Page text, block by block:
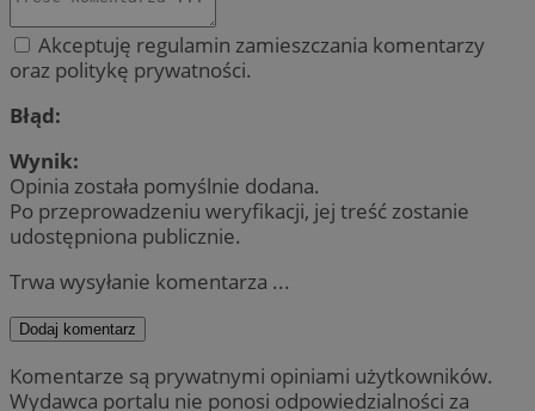
Akceptuję regulamin zamieszczania komentarzy
oraz politykę prywatności.
Błąd:
Wynik:
Opinia została pomyślnie dodana.
Po przeprowadzeniu weryfikacji, jej treść zostanie
udostępniona publicznie.
Trwa wysyłanie komentarza ...
Dodaj komentarz
Komentarze są prywatnymi opiniami użytkowników.
Wydawca portalu nie ponosi odpowiedzialności za